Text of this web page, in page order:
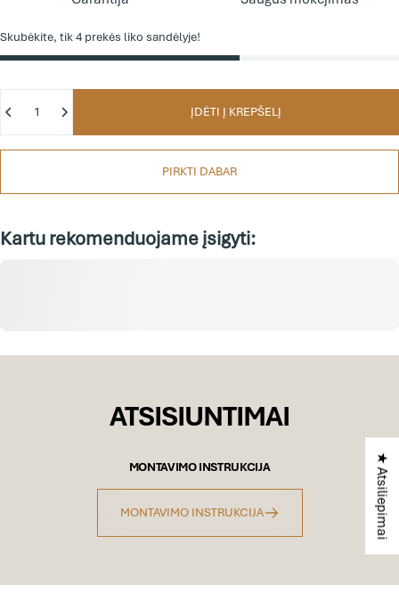
Skubėkite, tik 4 prekės liko sandėlyje!
ĮDĖTI Į KREPŠELĮ
PIRKTI DABAR
Kartu rekomenduojame įsigyti:
ATSISIUNTIMAI
MONTAVIMO INSTRUKCIJA
MONTAVIMO INSTRUKCIJA ★ Atsiliepimai